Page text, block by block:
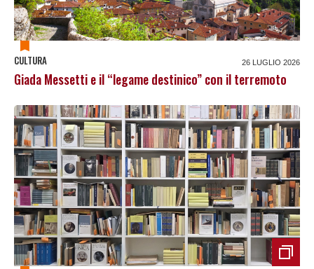
CULTURA 26 LUGLIO 2026
Giada Messetti e il “legame destinico” con il terremoto